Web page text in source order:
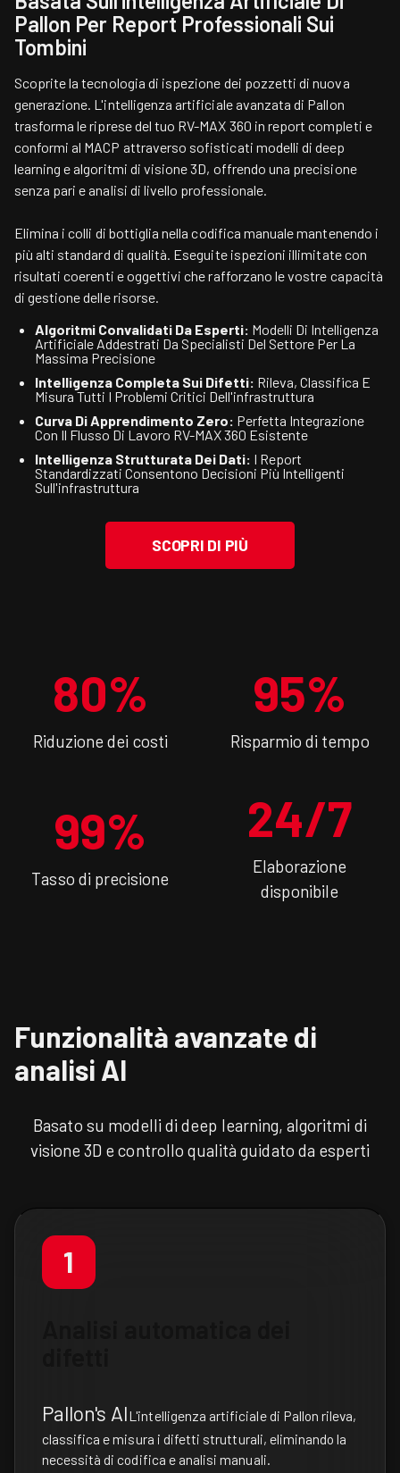
Pallon Per Report Professionali Sui
Tombini
Scoprite la tecnologia di ispezione dei pozzetti di nuova
generazione. L'intelligenza artificiale avanzata di Pallon
trasforma le riprese del tuo RV-MAX 360 in report completi e
conformi al MACP attraverso sofisticati modelli di deep
learning e algoritmi di visione 3D, offrendo una precisione
senza pari e analisi di livello professionale.
Elimina i colli di bottiglia nella codifica manuale mantenendo i
più alti standard di qualità. Eseguite ispezioni illimitate con
risultati coerenti e oggettivi che rafforzano le vostre capacità
di gestione delle risorse.
Algoritmi Convalidati Da Esperti: Modelli Di Intelligenza
Artificiale Addestrati Da Specialisti Del Settore Per La
Massima Precisione
Intelligenza Completa Sui Difetti: Rileva, Classifica E
Misura Tutti I Problemi Critici Dell'infrastruttura
Curva Di Apprendimento Zero: Perfetta Integrazione
Con Il Flusso Di Lavoro RV-MAX 360 Esistente
Intelligenza Strutturata Dei Dati: I Report
Standardizzati Consentono Decisioni Più Intelligenti
Sull'infrastruttura
SCOPRI DI PIÙ
80%
Riduzione dei costi
95%
Risparmio di tempo
99%
Tasso di precisione
24/7
Elaborazione
disponibile
Funzionalità avanzate di
analisi AI
Basato su modelli di deep learning, algoritmi di
visione 3D e controllo qualità guidato da esperti
1
Pallon's AIL'intelligenza artificiale di Pallon rileva,
classifica e misura i difetti strutturali, eliminando la
necessità di codifica e analisi manuali.